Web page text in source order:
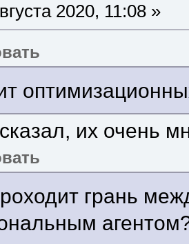
2020, 11:08 »
их очень
грань